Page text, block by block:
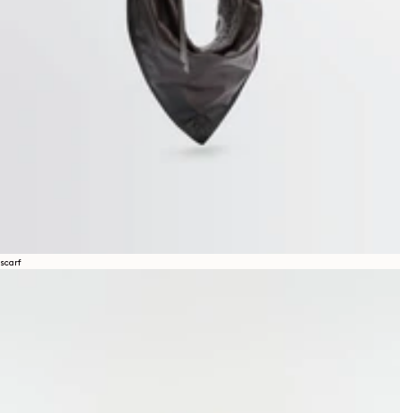
scarf